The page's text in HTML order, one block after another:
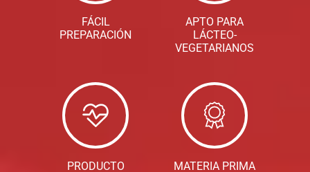
FÁCIL
PREPARACIÓN
APTO PARA
LÁCTEO-
VEGETARIANOS
PRODUCTO
MATERIA PRIMA